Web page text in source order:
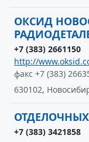
ОКСИД
+7 (383) 2661150
http://
факс +7 (383)
630102,
+7 (383) 3421858